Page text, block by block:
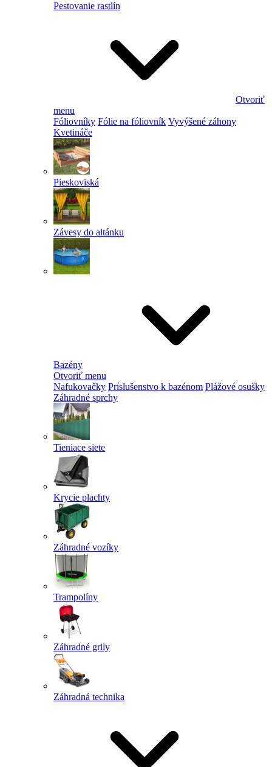
Pestovanie rastlín
Otvoriť
menu
Fóliovníky Fólie na fóliovník Vyvýšené záhony
Kvetináče
Pieskoviská
Závesy do altánku
Bazény
Otvoriť menu
Nafukovačky Príslušenstvo k bazénom Plážové osušky
Záhradné sprchy
Tieniace siete
Krycie plachty
Záhradné vozíky
Trampolíny
Záhradné grily
Záhradná technika